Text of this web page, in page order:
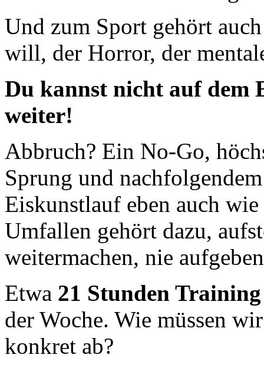
Und zum Sport gehört
will, der Horror, der
Du kannst nicht auf dem
weiter!
Abbruch? Ein No-Go,
Sprung und
Eiskunstlauf eben auch
Umfallen gehört dazu,
weitermachen, nie
Etwa 21 Stunden Training
der Woche. Wie müssen
konkret ab?